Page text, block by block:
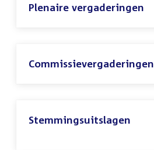
Plenaire vergaderingen
Commissievergaderingen
Stemmingsuitslagen